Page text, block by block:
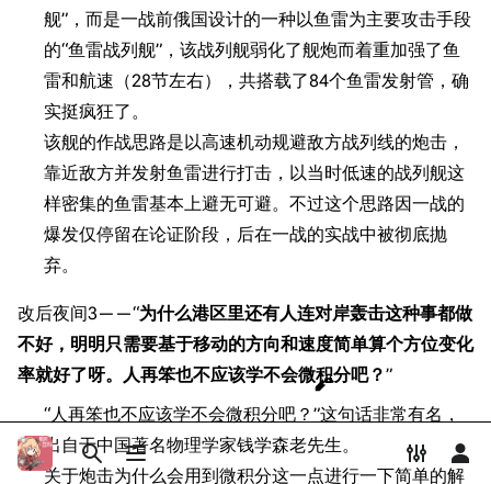
打开/关闭搜索
打开/关闭菜单
Shipbucket像素战
Dreadnoughtproject
战舰计划1900-
1950
美国海军历史手册
平贺让数字档案馆
Hyper War
Fold3
大英帝国战争博物
Naval History
德国联邦数字档案
馆
JACAR
打开/关
打
未登录
创建账号
分享此页面
查看
清除缓存
相关更改
可打印版
固定链接
Cargo数据
引用此页
舰”，而是一战前俄国设计的一种以鱼雷为主要攻击手段
的“鱼雷战列舰”，该战列舰弱化了舰炮而着重加强了鱼
雷和航速（28节左右），共搭载了84个鱼雷发射管，确
实挺疯狂了。
该舰的作战思路是以高速机动规避敌方战列线的炮击，
靠近敌方并发射鱼雷进行打击，以当时低速的战列舰这
样密集的鱼雷基本上避无可避。不过这个思路因一战的
爆发仅停留在论证阶段，后在一战的实战中被彻底抛
弃。
改后夜间3——“为什么港区里还有人连对岸轰击这种事都做
不好，明明只需要基于移动的方向和速度简单算个方位变化
率就好了呀。人再笨也不应该学不会微积分吧？”
“人再笨也不应该学不会微积分吧？”这句话非常有名，
出自于中国著名物理学家钱学森老先生。
关于炮击为什么会用到微积分这一点进行一下简单的解
目录
原型简介
舰船设计
设计过程
基础参数
服役历史
自爆沉没
游戏相关
挖组性能评测
同厂舰娘